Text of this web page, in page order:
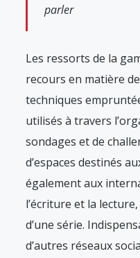
parler
Les ressorts de la
recours en matière
techniques
utilisés à travers
sondages et de
d’espaces destinés
également aux
l’écriture et la
d’une série.
d’autres réseaux